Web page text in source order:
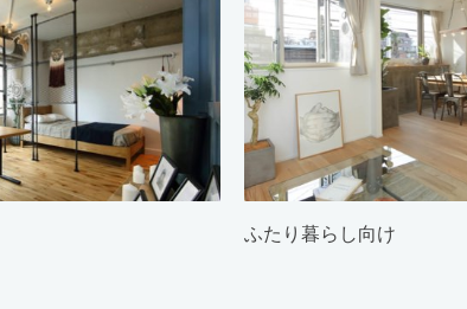
ふたり暮らし向け